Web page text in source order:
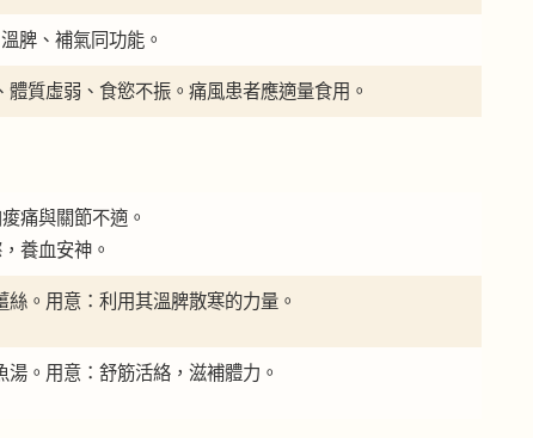
脾、補氣同功能。
體質虛弱、食慾不振。痛風患者應適量食用。
痛與關節不適。
養血安神。
絲。用意：利用其溫脾散寒的力量。
湯。用意：舒筋活絡，滋補體力。